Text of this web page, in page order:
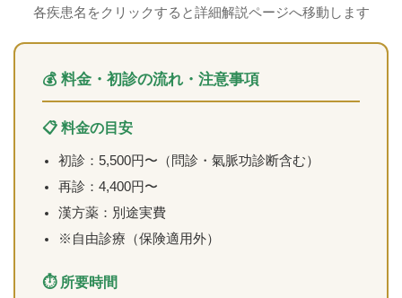
各疾患名をクリックすると詳細解説ページへ移動します
💰 料金・初診の流れ・注意事項
📋 料金の目安
初診：5,500円〜（問診・氣脈功診断含む）
再診：4,400円〜
漢方薬：別途実費
※自由診療（保険適用外）
⏱️ 所要時間